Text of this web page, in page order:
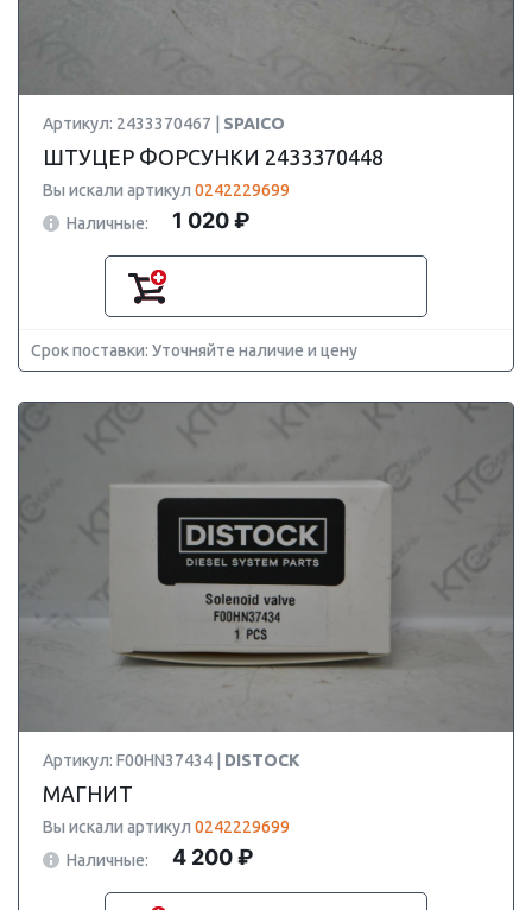
Артикул: 2433370467 | SPAICO
ШТУЦЕР ФОРСУНКИ 2433370448
Вы искали артикул 0242229699
Наличные:
1 020 ₽
Срок поставки: Уточняйте наличие и цену
Артикул: F00HN37434 | DISTOCK
МАГНИТ
Вы искали артикул 0242229699
Наличные:
4 200 ₽